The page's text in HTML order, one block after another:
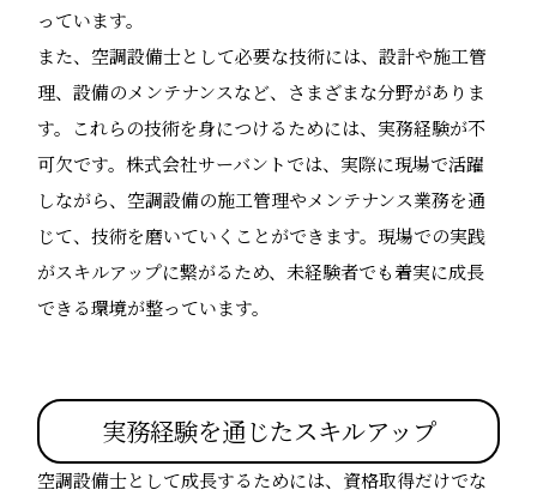
っています。
また、空調設備士として必要な技術には、設計や施工管
理、設備のメンテナンスなど、さまざまな分野がありま
す。これらの技術を身につけるためには、実務経験が不
可欠です。株式会社サーバントでは、実際に現場で活躍
しながら、空調設備の施工管理やメンテナンス業務を通
じて、技術を磨いていくことができます。現場での実践
がスキルアップに繋がるため、未経験者でも着実に成長
できる環境が整っています。
実務経験を通じたスキルアップ
空調設備士として成長するためには、資格取得だけでな